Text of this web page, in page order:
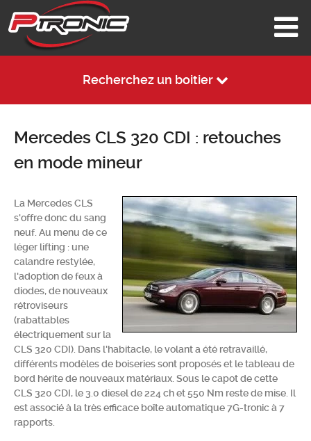
Recherchez un boitier
Chercher
Mercedes CLS 320 CDI : retouches
en mode mineur
La Mercedes CLS
s'offre donc du sang
neuf. Au menu de ce
léger lifting : une
calandre restylée,
l'adoption de feux à
diodes, de nouveaux
rétroviseurs
(rabattables
électriquement sur la
CLS 320 CDI). Dans l'habitacle, le volant a été retravaillé,
différents modèles de boiseries sont proposés et le tableau de
bord hérite de nouveaux matériaux. Sous le capot de cette
CLS 320 CDI, le 3.0 diesel de 224 ch et 550 Nm reste de mise. Il
est associé à la très efficace boîte automatique 7G-tronic à 7
rapports.